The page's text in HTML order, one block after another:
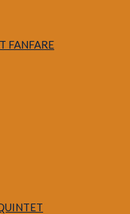
FANFARE